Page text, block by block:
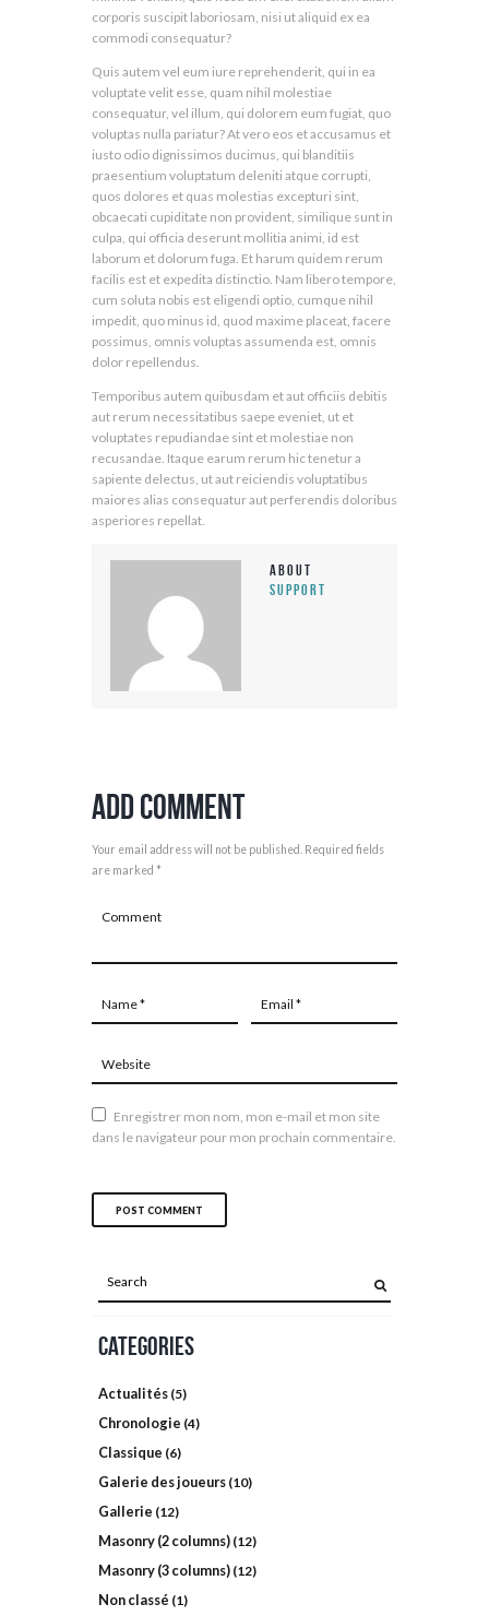
corporis suscipit laboriosam, nisi ut aliquid ex ea
commodi consequatur?
Quis autem vel eum iure reprehenderit, qui in ea
voluptate velit esse, quam nihil molestiae
consequatur, vel illum, qui dolorem eum fugiat, quo
voluptas nulla pariatur? At vero eos et accusamus et
iusto odio dignissimos ducimus, qui blanditiis
praesentium voluptatum deleniti atque corrupti,
quos dolores et quas molestias excepturi sint,
obcaecati cupiditate non provident, similique sunt in
culpa, qui officia deserunt mollitia animi, id est
laborum et dolorum fuga. Et harum quidem rerum
facilis est et expedita distinctio. Nam libero tempore,
cum soluta nobis est eligendi optio, cumque nihil
impedit, quo minus id, quod maxime placeat, facere
possimus, omnis voluptas assumenda est, omnis
dolor repellendus.
Temporibus autem quibusdam et aut officiis debitis
aut rerum necessitatibus saepe eveniet, ut et
voluptates repudiandae sint et molestiae non
recusandae. Itaque earum rerum hic tenetur a
sapiente delectus, ut aut reiciendis voluptatibus
maiores alias consequatur aut perferendis doloribus
asperiores repellat.
About
support
Add Comment
Your email address will not be published. Required fields
are marked *
Enregistrer mon nom, mon e-mail et mon site
dans le navigateur pour mon prochain commentaire.
Categories
Actualités (5)
Chronologie (4)
Classique (6)
Galerie des joueurs (10)
Gallerie (12)
Masonry (2 columns) (12)
Masonry (3 columns) (12)
Non classé (1)